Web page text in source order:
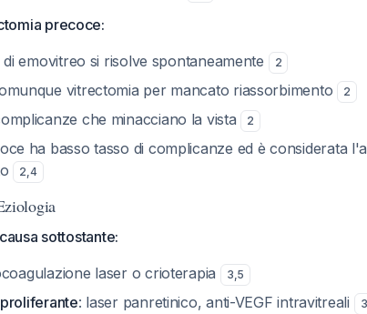
precoce:
emovitreo si risolve spontaneamente
2
vitrectomia per mancato riassorbimento 2
che minacciano la vista 2
ha basso tasso di complicanze ed è considerata
2,4
sottostante:
laser o crioterapia 3,5
: laser panretinico, anti-VEGF intravitreali 3